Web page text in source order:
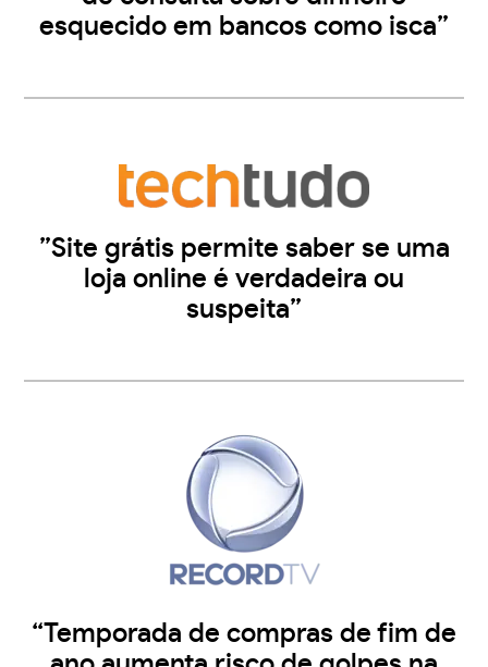
esquecido em bancos como isca”
”Site grátis permite saber se uma
loja online é verdadeira ou
suspeita”
“Temporada de compras de fim de